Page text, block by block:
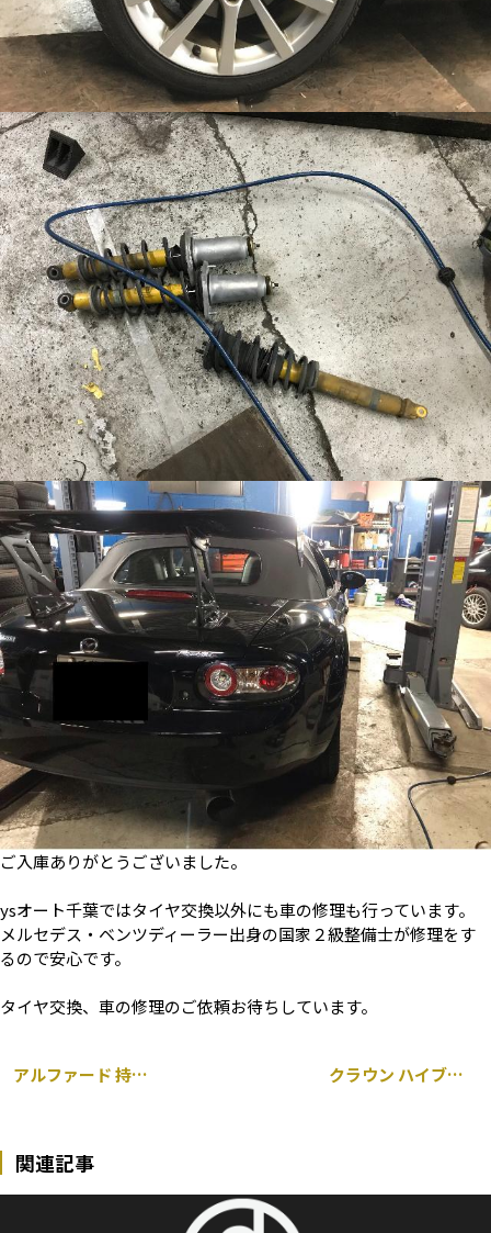
ご入庫ありがとうございました。
ysオート千葉ではタイヤ交換以外にも車の修理も行っています。
メルセデス・ベンツディーラー出身の国家２級整備士が修理をす
るので安心です。
タイヤ交換、車の修理のご依頼お待ちしています。
アルファード 持ち込み シートカバー 取り付け クラウン ハイブリッド 持ち込み ダウンサス交換
関連記事